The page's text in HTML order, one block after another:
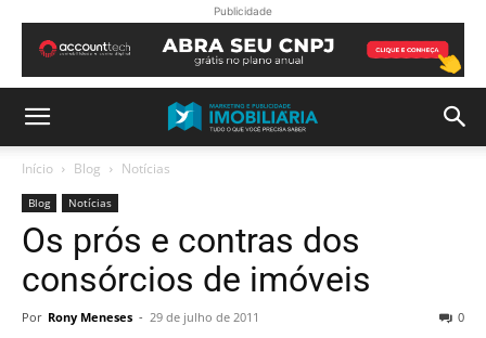
Publicidade
Início Blog Notícias
Blog Notícias
Os prós e contras dos
consórcios de imóveis
Por Rony Meneses - 29 de julho de 2011 0